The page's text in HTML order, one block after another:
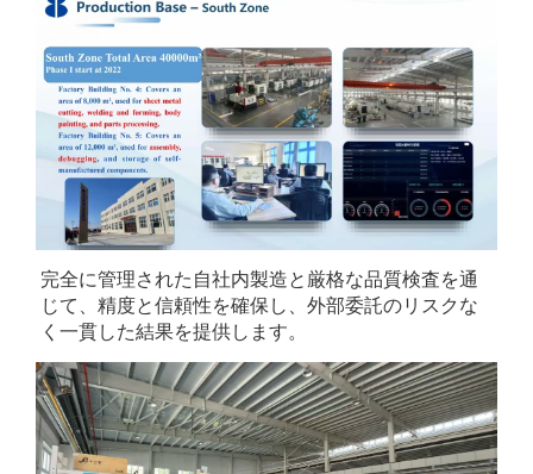
完全に管理された自社内製造と厳格な品質検査を通
じて、精度と信頼性を確保し、外部委託のリスクな
く一貫した結果を提供します。